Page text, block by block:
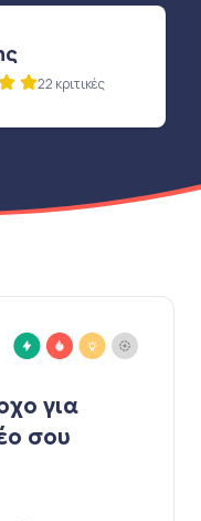
22 κριτικές
για
σου